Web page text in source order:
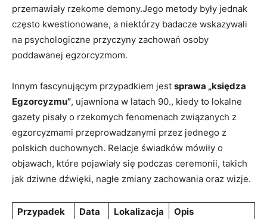
przemawiały rzekome ⁣demony.Jego metody były jednak ​
często ⁣kwestionowane, a niektórzy⁤ badacze⁣ wskazywali
na ⁣psychologiczne przyczyny zachowań⁢ osoby
poddawanej ​egzorcyzmom.
Innym fascynującym ‍przypadkiem jest sprawa „księdza
‌Egzorcyzmu”, ujawniona w‌ latach 90., kiedy to lokalne‌
gazety pisały o rzekomych fenomenach⁣ związanych z
egzorcyzmami przeprowadzanymi‍ przez jednego z
polskich duchownych. ‍Relacje świadków mówiły o
objawach, które pojawiały‍ się ⁣podczas ceremonii, takich
jak dziwne dźwięki, nagłe‌ zmiany ‌zachowania⁤ oraz wizje.
Przypadek Data Lokalizacja Opis